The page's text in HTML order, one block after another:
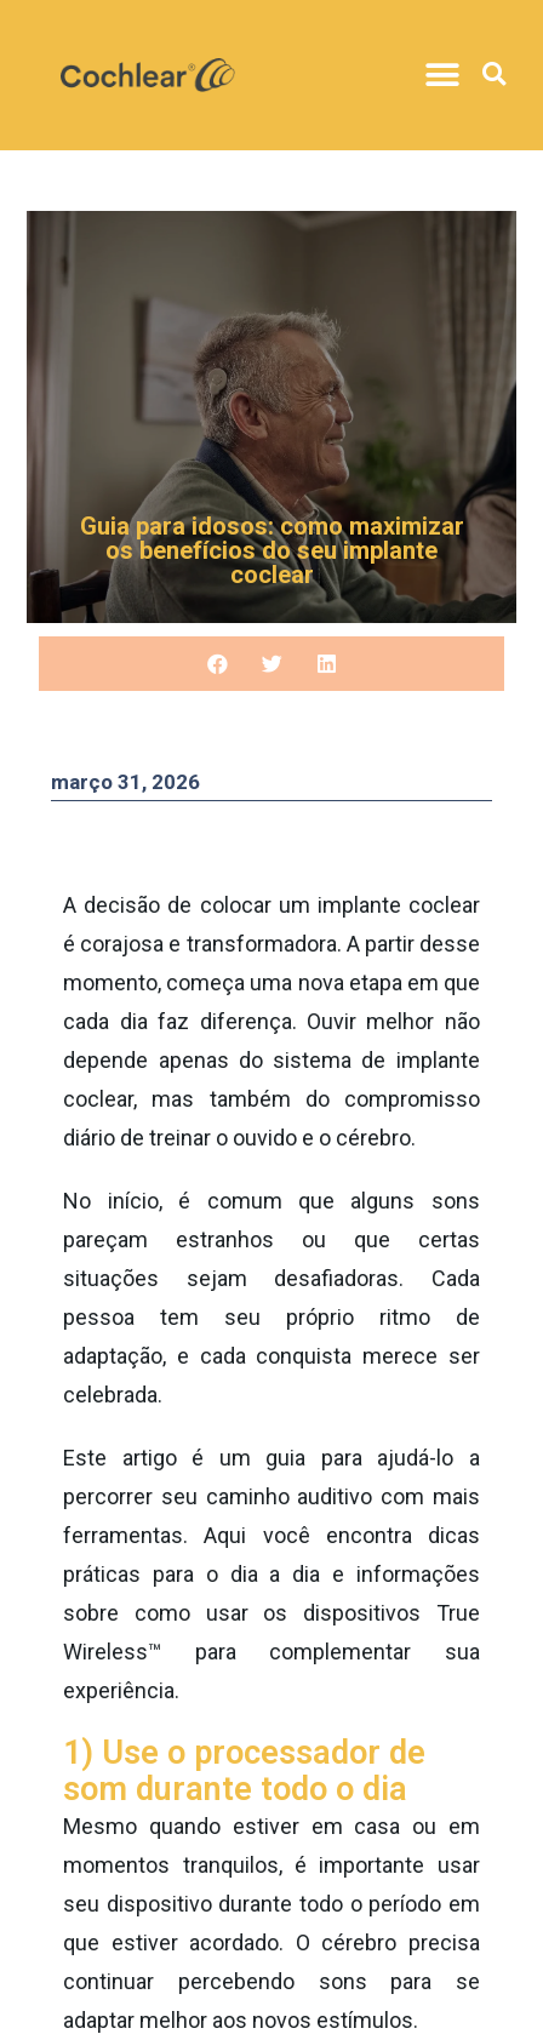
Guia para idosos: como maximizar
os benefícios do seu implante
coclear
março 31, 2026
A decisão de colocar um implante coclear
é corajosa e transformadora. A partir desse
momento, começa uma nova etapa em que
cada dia faz diferença. Ouvir melhor não
depende apenas do sistema de implante
coclear, mas também do compromisso
diário de treinar o ouvido e o cérebro.
No início, é comum que alguns sons
pareçam estranhos ou que certas
situações sejam desafiadoras. Cada
pessoa tem seu próprio ritmo de
adaptação, e cada conquista merece ser
celebrada.
Este artigo é um guia para ajudá-lo a
percorrer seu caminho auditivo com mais
ferramentas. Aqui você encontra dicas
práticas para o dia a dia e informações
sobre como usar os dispositivos True
Wireless™ para complementar sua
experiência.
1) Use o processador de
som durante todo o dia
Mesmo quando estiver em casa ou em
momentos tranquilos, é importante usar
seu dispositivo durante todo o período em
que estiver acordado. O cérebro precisa
continuar percebendo sons para se
adaptar melhor aos novos estímulos.